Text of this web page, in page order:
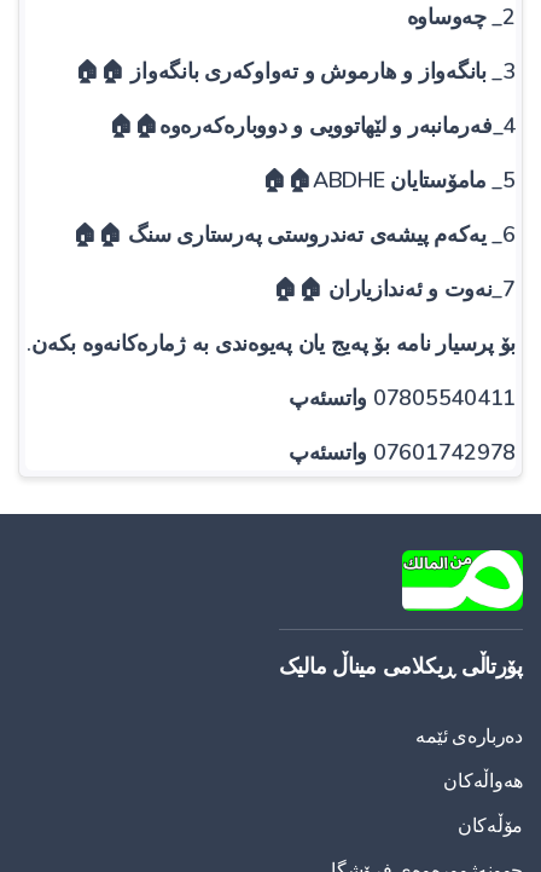
2_ چەوساوە
3_ بانگەواز و هارموش و تەواوکەری بانگەواز 🏠🏠
4_فەرمانبەر و لێهاتوویی و دووبارەکەرەوە🏠🏠
5_ مامۆستایان ABDHE🏠🏠
6_ یەکەم پیشەی تەندروستی پەرستاری سنگ 🏠🏠
7_نەوت و ئەندازیاران 🏠🏠
بۆ پرسیار نامە بۆ پەیج یان پەیوەندی بە ژمارەکانەوە بکەن.
07805540411 واتسئەپ
07601742978 واتسئەپ
پۆرتاڵی ڕیکلامی میناڵ مالیک
دەربارەی ئێمە
هەواڵەکان
مۆڵەکان